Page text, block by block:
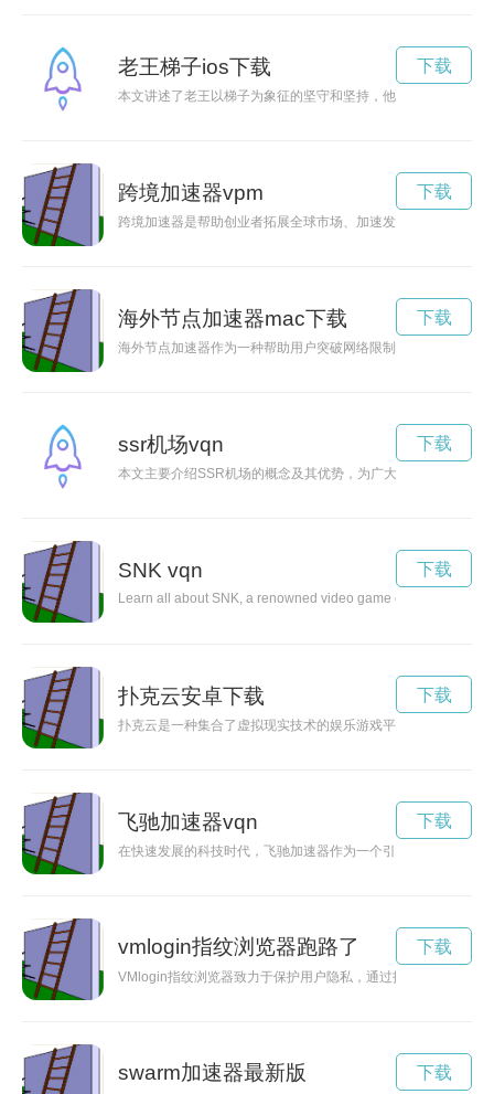
老王梯子ios下载
本文讲述了老王以梯子为象征的坚守和坚持，他用毕生精力打
下载
跨境加速器vpm
跨境加速器是帮助创业者拓展全球市场、加速发展的平台，通
下载
海外节点加速器mac下载
海外节点加速器作为一种帮助用户突破网络限制、提高网速的
下载
ssr机场vqn
本文主要介绍SSR机场的概念及其优势，为广大用户提供快速
下载
SNK vqn
Learn all about SNK, a renowned video game company
下载
扑克云安卓下载
扑克云是一种集合了虚拟现实技术的娱乐游戏平台，为玩家带
下载
飞驰加速器vqn
在快速发展的科技时代，飞驰加速器作为一个引擎，推动着技
下载
vmlogin指纹浏览器跑路了
VMlogin指纹浏览器致力于保护用户隐私，通过指纹识别技术提
下载
swarm加速器最新版 下载